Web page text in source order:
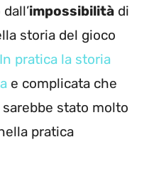
impossibilità di
storia del gioco
In pratica la storia
e complicata che
sarebbe stato molto
pratica